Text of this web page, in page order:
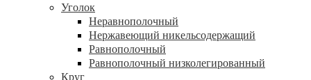
Уголок
Неравнополочный
Нержавеющий никельсодержащий
Равнополочный
Равнополочный низколегированный
Круг